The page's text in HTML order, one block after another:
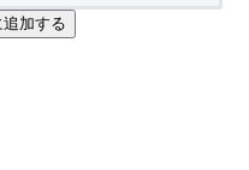
加する